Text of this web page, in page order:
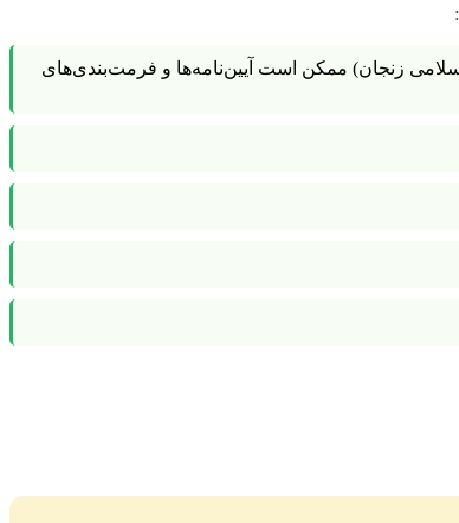
اسلامی زنجان) ممکن است آیین‌نامه‌ها و فرمت‌بندی‌های